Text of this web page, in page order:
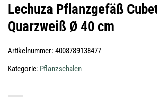
Lechuza Pflanzgefäß
Quarzweiß Ø 40 cm
Artikelnummer: 4008789138477
Kategorie: Pflanzschalen